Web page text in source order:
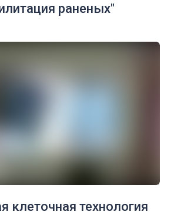
раненых"
клеточная технология